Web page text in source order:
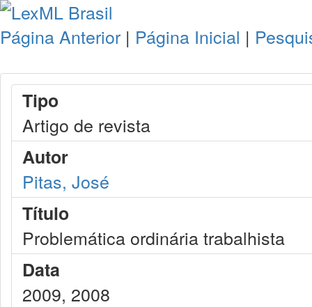
Página Anterior | Página Inicial |
Tipo
Artigo de revista
Autor
Pitas, José
Título
Problemática ordinária trabalhista
Data
2009, 2008